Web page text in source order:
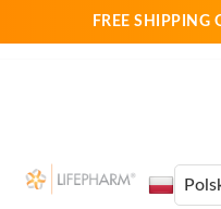
FREE SHIPPING